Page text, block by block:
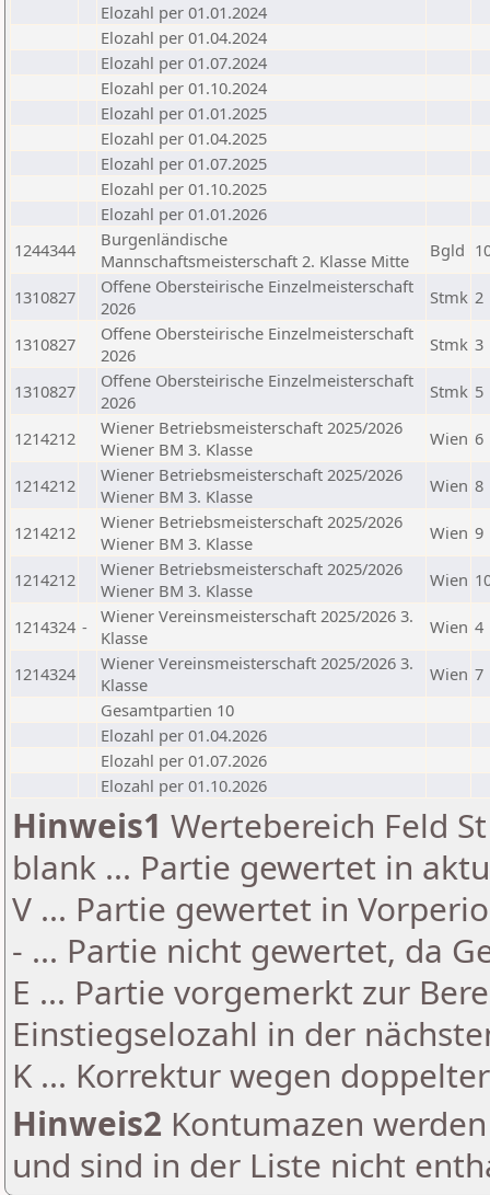
Elozahl per 01.01.2024
Elozahl per 01.04.2024
Elozahl per 01.07.2024
Elozahl per 01.10.2024
Elozahl per 01.01.2025
Elozahl per 01.04.2025
Elozahl per 01.07.2025
Elozahl per 01.10.2025
Elozahl per 01.01.2026
1244344
Burgenländische
Mannschaftsmeisterschaft 2. Klasse Mitte
Bgld
1310827
Offene Obersteirische Einzelmeisterschaft
2026
Stmk 2
1310827
Offene Obersteirische Einzelmeisterschaft
2026
Stmk 3
1310827
Offene Obersteirische Einzelmeisterschaft
2026
Stmk 5
1214212
Wiener Betriebsmeisterschaft 2025/2026
Wiener BM 3. Klasse
Wien 6
1214212
Wiener Betriebsmeisterschaft 2025/2026
Wiener BM 3. Klasse
Wien 8
1214212
Wiener Betriebsmeisterschaft 2025/2026
Wiener BM 3. Klasse
Wien 9
1214212
Wiener Betriebsmeisterschaft 2025/2026
Wiener BM 3. Klasse
Wien
1214324 -
Wiener Vereinsmeisterschaft 2025/2026 3.
Klasse
Wien 4
1214324
Wiener Vereinsmeisterschaft 2025/2026 3.
Klasse
Wien 7
Gesamtpartien 10
Elozahl per 01.04.2026
Elozahl per 01.07.2026
Elozahl per 01.10.2026
Hinweis1 Wertebereich Feld
blank ... Partie gewertet in
V ... Partie gewertet in
- ... Partie nicht gewertet, da
E ... Partie vorgemerkt zur
Einstiegselozahl in der
K ... Korrektur wegen
Hinweis2 Kontumazen
und sind in der Liste nicht